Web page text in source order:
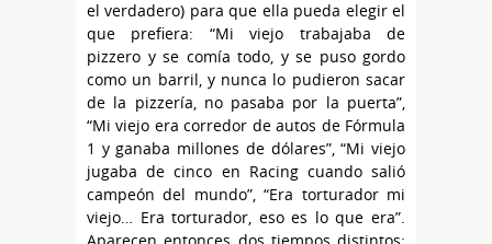
el verdadero) para que ella pueda elegir el
que prefiera: “Mi viejo trabajaba de
pizzero y se comía todo, y se puso gordo
como un barril, y nunca lo pudieron sacar
de la pizzería, no pasaba por la puerta”,
“Mi viejo era corredor de autos de Fórmula
1 y ganaba millones de dólares”, “Mi viejo
jugaba de cinco en Racing cuando salió
campeón del mundo”, “Era torturador mi
viejo… Era torturador, eso es lo que era”.